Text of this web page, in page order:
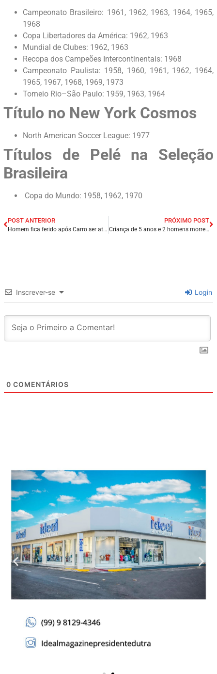
Campeonato Brasileiro: 1961, 1962, 1963, 1964, 1965,
1968
Copa Libertadores da América: 1962, 1963
Mundial de Clubes: 1962, 1963
Recopa dos Campeões Intercontinentais: 1968
Campeonato Paulista: 1958, 1960, 1961, 1962, 1964,
1965, 1967, 1968, 1969, 1973
Torneio Rio–São Paulo: 1959, 1963, 1964
Título no New York Cosmos
North American Soccer League: 1977
Títulos de Pelé na Seleção
Brasileira
Copa do Mundo: 1958, 1962, 1970
POST ANTERIOR
Homem fica ferido após Carro ser atingido por trem na zona Oeste de Natal/RN.
PRÓXIMO POST
Criança de 5 anos e 2 homens morrem após acidente entre caminhão e carro na BR-020, na Grande Fortaleza/CE.
Inscrever-se Login
0 COMENTÁRIOS